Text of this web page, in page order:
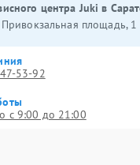
центра Juki в
Привокзальная площадь, 1
53-92
с 9:00 до 21:00